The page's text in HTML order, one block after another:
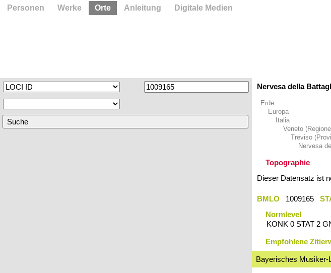
Nervesa della
Erde
Europa
Italia
Veneto
Treviso
Nervesa
Topographie
Dieser Datensatz ist
BMLO 1009165
Normlevel
KONK 0 STAT 2
Empfohlene
Bayerisches Musiker-
Personen Werke Orte Anleitung Digitale Medien